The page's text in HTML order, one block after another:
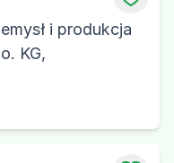
i produkcja
KG,